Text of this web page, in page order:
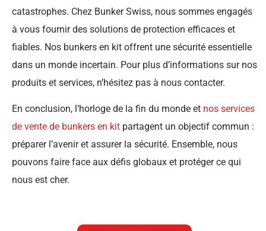
catastrophes. Chez Bunker Swiss, nous sommes engagés
à vous fournir des solutions de protection efficaces et
fiables. Nos bunkers en kit offrent une sécurité essentielle
dans un monde incertain. Pour plus d’informations sur nos
produits et services, n’hésitez pas à nous contacter.
En conclusion, l’horloge de la fin du monde et nos services
de vente de bunkers en kit partagent un objectif commun :
préparer l’avenir et assurer la sécurité. Ensemble, nous
pouvons faire face aux défis globaux et protéger ce qui
nous est cher.